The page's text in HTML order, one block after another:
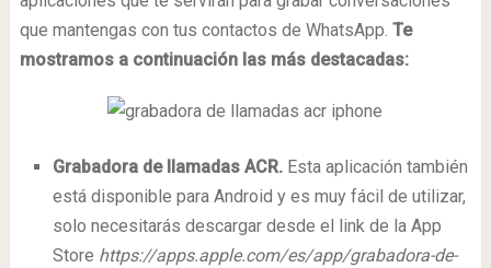
que mantengas con tus contactos de WhatsApp. Te
mostramos a continuación las más destacadas:
Grabadora de llamadas ACR.Esta aplicación también
está disponible para Android y es muy fácil de utilizar,
solo necesitarás descargar desde el link de la App
Store https://apps.apple.com/es/app/grabadora-de-